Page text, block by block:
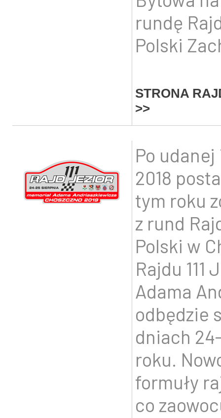
rundę
Polski
STRONA
>>
Po
2018
tym roku
z rund
Polski w
Rajdu 111
Adama
odbędzie
dniach
roku.
formuły
co